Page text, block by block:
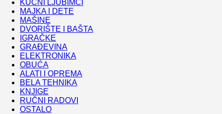
KUĆNI LJUBIMCI
MAJKA I DETE
MAŠINE
DVORIŠTE I BAŠTA
IGRAČKE
GRAĐEVINA
ELEKTRONIKA
OBUĆA
ALATI I OPREMA
BELA TEHNIKA
KNJIGE
RUČNI RADOVI
OSTALO